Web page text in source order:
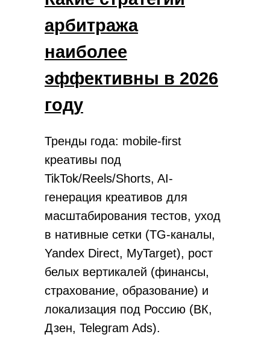
устаревают за 1-2 недели –
рынок меняется быстро.
арбитража
наиболее
эффективны в 2026
году
Тренды года: mobile-first
креативы под
TikTok/Reels/Shorts, AI-
генерация креативов для
масштабирования тестов, уход
в нативные сетки (TG-каналы,
Yandex Direct, MyTarget), рост
белых вертикалей (финансы,
страхование, образование) и
локализация под Россию (ВК,
Дзен, Telegram Ads).